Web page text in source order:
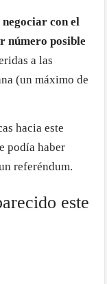
negociar con el
número posible
a las
(un máximo de
hacia este
podía haber
referéndum.
este